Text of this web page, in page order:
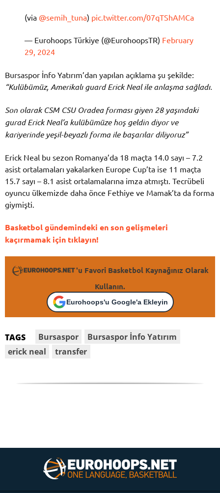
(via @semih_tuna) pic.twitter.com/07qTShAMCa
— Eurohoops Türkiye (@EurohoopsTR) February
29, 2024
Bursaspor İnfo Yatırım’dan yapılan açıklama şu şekilde:
“Kulübümüz, Amerikalı guard Erick Neal ile anlaşma sağladı.
Son olarak CSM CSU Oradea forması giyen 28 yaşındaki
gurad Erick Neal’a kulübümüze hoş geldin diyor ve
kariyerinde yeşil-beyazlı forma ile başarılar diliyoruz”
Erick Neal bu sezon Romanya’da 18 maçta 14.0 sayı – 7.2
asist ortalamaları yakalarken Europe Cup’ta ise 11 maçta
15.7 sayı – 8.1 asist ortalamalarına imza atmıştı. Tecrübeli
oyuncu ülkemizde daha önce Fethiye ve Mamak’ta da forma
giymişti.
Basketbol gündemindeki en son gelişmeleri
kaçırmamak için tıklayın!
'u Favori Basketbol Kaynağınız Olarak
Kullanın.
Eurohoops'u Google'a Ekleyin
TAGS Bursaspor
Bursaspor İnfo Yatırım
erick neal
transfer